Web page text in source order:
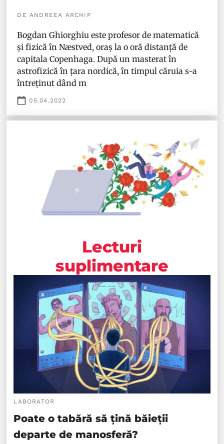
DE ANDREEA ARCHIP
Bogdan Ghiorghiu este profesor de matematică
și fizică în Næstved, oraș la o oră distanță de
capitala Copenhaga. După un masterat în
astrofizică în țara nordică, în timpul căruia s-a
întreținut dând m
05.04.2022
Lecturi
suplimentare
LABORATOR
Poate o tabără să țină băieții
departe de manosferă?